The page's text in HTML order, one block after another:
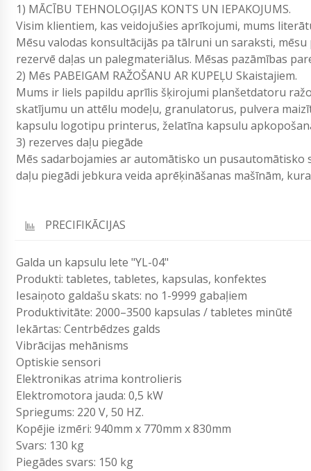
1) MĀCĪBU TEHNOLOĢIJAS KONTS UN IEPAKOJUMS.
Visim klientiem, kas veidojušies aprīkojumi, mums
Mēsu valodas konsultācijās pa tālruni un saraksti,
rezervē daļas un palegmateriālus. Mēsas pazāmības
2) Mēs PABEIGAM RAŽOŠANU AR KUPEĻU Skaistajiem.
Mums ir liels papildu aprīlis šķirojumi planšetdatoru
skatījumu un attēlu modeļu, granulatorus, pulvera
kapsulu logotipu printerus, želatīna kapsulu
3) rezerves daļu piegāde
Mēs sadarbojamies ar automātisko un
daļu piegādi jebkura veida aprēķināšanas mašīnām,
PRECIFIKĀCIJAS
Galda un kapsulu lete "YL-04"
Produkti: tabletes, tabletes, kapsulas, konfektes
Iesaiņoto galdašu skats: no 1-9999 gabaļiem
Produktivitāte: 2000–3500 kapsulas / tabletes minūtē
Iekārtas: Centrbēdzes galds
Vibrācijas mehānisms
Optiskie sensori
Elektronikas atrima kontrolieris
Elektromotora jauda: 0,5 kW
Spriegums: 220 V, 50 HZ.
Kopējie izmēri: 940mm x 770mm x 830mm
Svars: 130 kg
Piegādes svars: 150 kg